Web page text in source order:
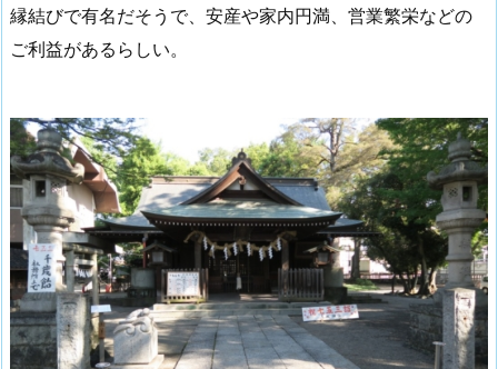
縁結びで有名だそうで、安産や家内円満、営業繁栄などの
ご利益があるらしい。